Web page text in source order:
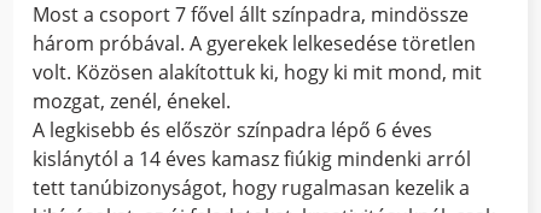
Most a csoport 7 fővel állt színpadra, mindössze
három próbával. A gyerekek lelkesedése töretlen
volt. Közösen alakítottuk ki, hogy ki mit mond, mit
mozgat, zenél, énekel.
A legkisebb és először színpadra lépő 6 éves
kislánytól a 14 éves kamasz fiúkig mindenki arról
tett tanúbizonyságot, hogy rugalmasan kezelik a